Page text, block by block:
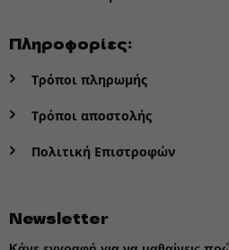
Πληροφορίες:
Τρόποι πληρωμής
Τρόποι αποστολής
Πολιτική Επιστροφών
Newsletter